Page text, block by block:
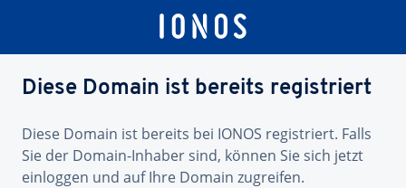
Diese Domain ist bereits registriert
Diese Domain ist bereits bei IONOS registriert. Falls
Sie der Domain-Inhaber sind, können Sie sich jetzt
einloggen und auf Ihre Domain zugreifen.